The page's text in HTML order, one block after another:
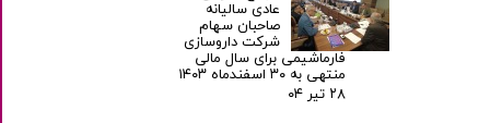
عادی سالیانه
صاحبان سهام
شرکت داروسازی
فارماشیمی برای سال مالی
منتهی به ۳۰ اسفندماه ۱۴۰۳
۲۸ تیر ۰۴